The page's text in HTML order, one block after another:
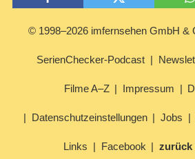
© 1998–2026 imfernsehen GmbH &
SerienChecker-Podcast
Filme A–Z Impressum
Datenschutzeinstellungen Jobs
Links Facebook zurück